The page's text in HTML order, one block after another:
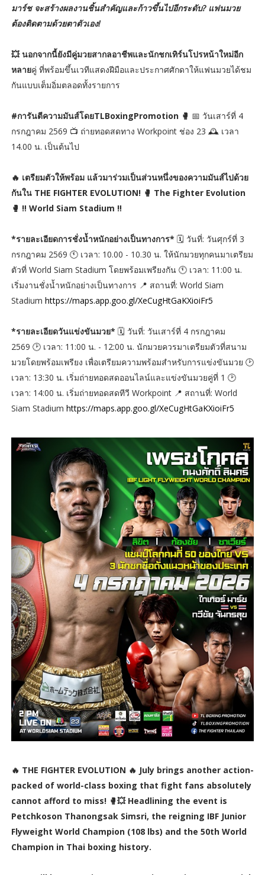
มาร์ช จะสร้างผลงานชิ้นสำคัญและก้าวขึ้นไปอีกระดับ? แฟนมวย
ต้องติดตามด้วยตาตัวเอง!
💥 นอกจากนี้ยังมีคู่มวยสากลอาชีพและนักชกเทิร์นโปรหน้าใหม่อีก
หลายคู่ ที่พร้อมขึ้นเวทีแสดงฝีมือและประกาศศักดาให้แฟนมวยได้ชม
กันแบบเต็มอิ่มตลอดทั้งรายการ
#การันตีความมันส์โดยTLBoxingPromotion 🥊 📅 วันเสาร์ที่ 4
กรกฎาคม 2569 📺 ถ่ายทอดสดทาง Workpoint ช่อง 23 🕰 เวลา
14.00 น. เป็นต้นไป
🔥 เตรียมตัวให้พร้อม แล้วมาร่วมเป็นส่วนหนึ่งของความมันส์ไปด้วย
กันใน THE FIGHTER EVOLUTION! 🥊 The Fighter Evolution
🥊 ‼ World Siam Stadium ‼
*รายละเอียดการชั่งน้ำหนักอย่างเป็นทางการ* 🗓️ วันที่: วันศุกร์ที่ 3
กรกฎาคม 2569 🕚 เวลา: 10.00 - 10.30 น. ให้นักมวยทุกคนมาเตรียม
ตัวที่ World Siam Stadium โดยพร้อมเพรียงกัน 🕚 เวลา: 11:00 น.
เริ่มงานชั่งน้ำหนักอย่างเป็นทางการ 📍 สถานที่: World Siam
Stadium https://maps.app.goo.gl/XeCugHtGaKXioiFr5
*รายละเอียดวันแข่งขันมวย* 🗓️ วันที่: วันเสาร์ที่ 4 กรกฎาคม
2569 🕑 เวลา: 11:00 น. - 12:00 น. นักมวยควรมาเตรียมตัวที่สนาม
มวยโดยพร้อมเพรียง เพื่อเตรียมความพร้อมสำหรับการแข่งขันมวย 🕑
เวลา: 13:30 น. เริ่มถ่ายทอดสดออนไลน์และแข่งขันมวยคู่ที่ 1 🕑
เวลา: 14:00 น. เริ่มถ่ายทอดสดทีวี Workpoint 📍 สถานที่: World
Siam Stadium https://maps.app.goo.gl/XeCugHtGaKXioiFr5
🔥 THE FIGHTER EVOLUTION 🔥 July brings another action-
packed of world-class boxing that fight fans absolutely
cannot afford to miss! 🥊💥 Headlining the event is
Petchkoson Thanongsak Simsri, the reigning IBF Junior
Flyweight World Champion (108 lbs) and the 50th World
Champion in Thai boxing history.